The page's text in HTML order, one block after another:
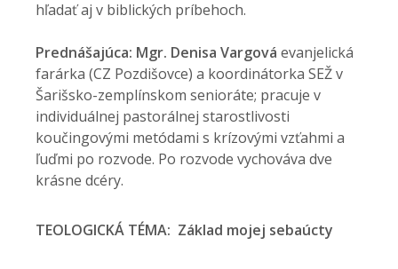
hľadať aj v biblických príbehoch.
Prednášajúca: Mgr. Denisa Vargová evanjelická
farárka (CZ Pozdišovce) a koordinátorka SEŽ v
Šarišsko-zemplínskom senioráte; pracuje v
individuálnej pastorálnej starostlivosti
koučingovými metódami s krízovými vzťahmi a
ľuďmi po rozvode. Po rozvode vychováva dve
krásne dcéry.
TEOLOGICKÁ TÉMA: Základ mojej sebaúcty